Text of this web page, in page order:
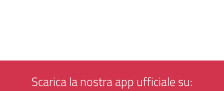
Scarica la nostra app ufficiale su: